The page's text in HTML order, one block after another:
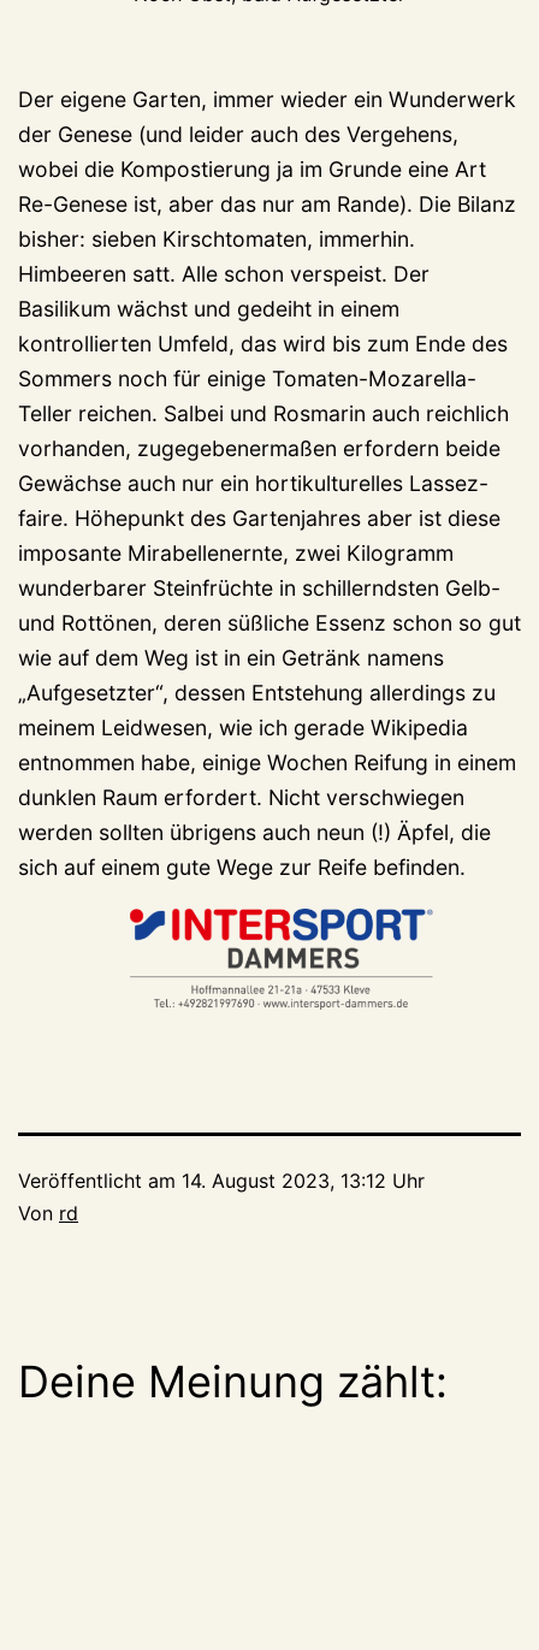
Der eigene Garten, immer wieder ein Wunderwerk
der Genese (und leider auch des Vergehens,
wobei die Kompostierung ja im Grunde eine Art
Re-Genese ist, aber das nur am Rande). Die Bilanz
bisher: sieben Kirschtomaten, immerhin.
Himbeeren satt. Alle schon verspeist. Der
Basilikum wächst und gedeiht in einem
kontrollierten Umfeld, das wird bis zum Ende des
Sommers noch für einige Tomaten-Mozarella-
Teller reichen. Salbei und Rosmarin auch reichlich
vorhanden, zugegebenermaßen erfordern beide
Gewächse auch nur ein hortikulturelles Lassez-
faire. Höhepunkt des Gartenjahres aber ist diese
imposante Mirabellenernte, zwei Kilogramm
wunderbarer Steinfrüchte in schillerndsten Gelb-
und Rottönen, deren süßliche Essenz schon so gut
wie auf dem Weg ist in ein Getränk namens
„Aufgesetzter“, dessen Entstehung allerdings zu
meinem Leidwesen, wie ich gerade Wikipedia
entnommen habe, einige Wochen Reifung in einem
dunklen Raum erfordert. Nicht verschwiegen
werden sollten übrigens auch neun (!) Äpfel, die
sich auf einem gute Wege zur Reife befinden.
Veröffentlicht am 14. August 2023, 13:12 Uhr
Von rd
Deine Meinung zählt: